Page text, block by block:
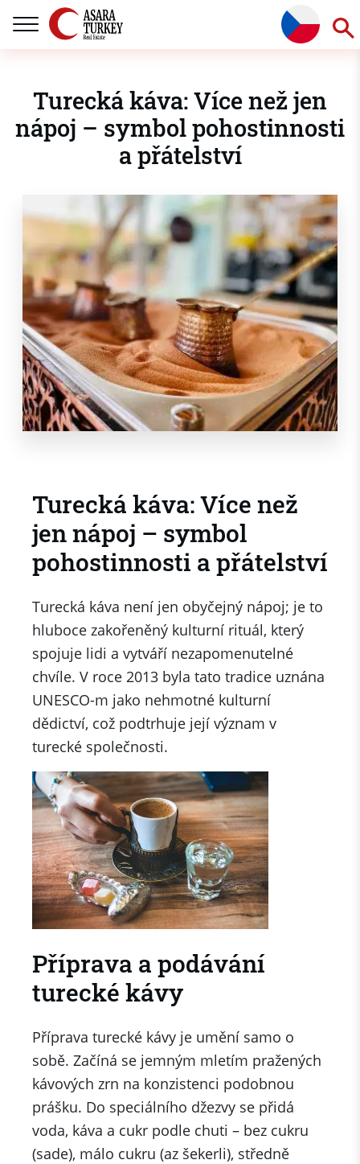
Turecká káva: Více než jen
nápoj – symbol pohostinnosti
a přátelství
Turecká káva: Více než
jen nápoj – symbol
pohostinnosti a přátelství
Turecká káva není jen obyčejný nápoj; je to
hluboce zakořeněný kulturní rituál, který
spojuje lidi a vytváří nezapomenutelné
chvíle. V roce 2013 byla tato tradice uznána
UNESCO-m jako nehmotné kulturní
dědictví, což podtrhuje její význam v
turecké společnosti.
Příprava a podávání
turecké kávy
Příprava turecké kávy je umění samo o
sobě. Začíná se jemným mletím pražených
kávových zrn na konzistenci podobnou
prášku. Do speciálního džezvy se přidá
voda, káva a cukr podle chuti – bez cukru
(sade), málo cukru (az šekerli), středně